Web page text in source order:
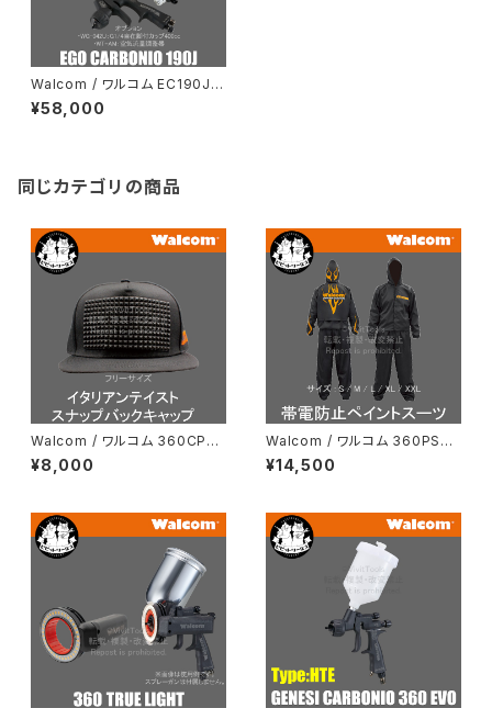
Walcom / ワルコム EC190J H
ALOサイドカップスプレーガン
¥58,000
同じカテゴリの商品
Walcom / ワルコム 360CP
イタリアンテイスト スナップバッ
クキャップ
¥8,000
Walcom / ワルコム 360PS
帯電防止 ペイントスーツ
¥14,500